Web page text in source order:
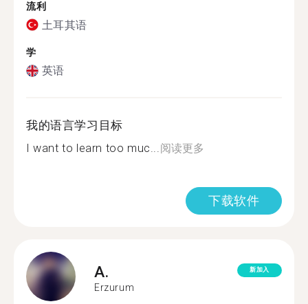
流利
土耳其语
学
英语
我的语言学习目标
I want to learn too muc...阅读更多
下载软件
A.
Erzurum
新加入